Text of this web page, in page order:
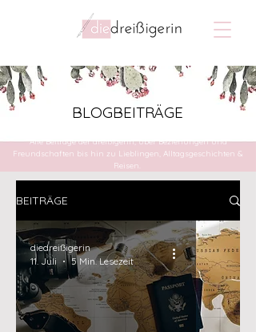
BLOGBEITRÄGE
Alle Beiträge der dreißigerin, über Beziehungen und
Freundschaften bis hin zu Lieblingen, Alltagsgeschichten &
Reisen.
BEITRÄGE
diedreißigerin
11. Juli
5 Min. Lesezeit